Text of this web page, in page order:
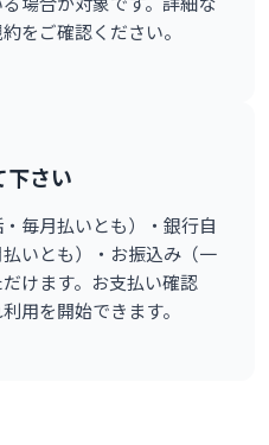
をご確認ください。
下さい
毎月払いとも）・銀行自
いとも）・お振込み（一
けます。お支払い確認
用を開始できます。